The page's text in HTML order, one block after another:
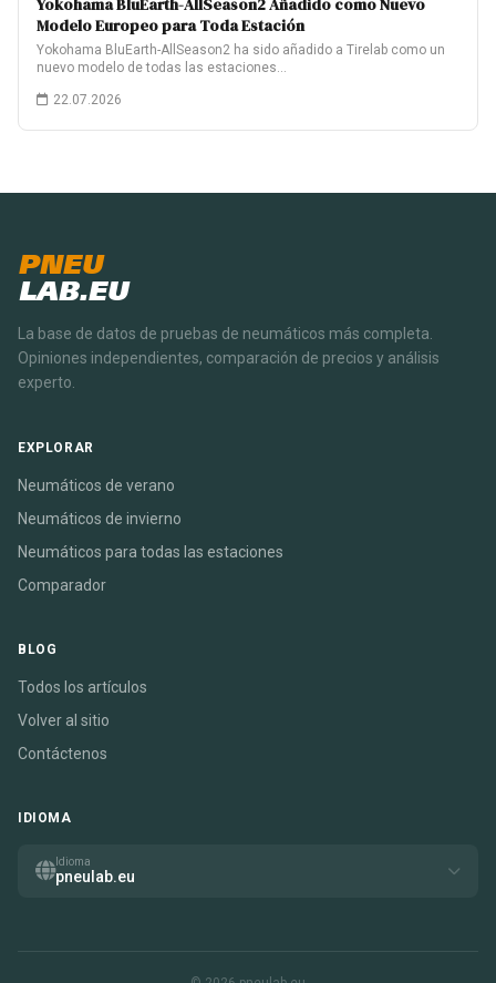
Yokohama BluEarth-AllSeason2 Añadido como Nuevo
Modelo Europeo para Toda Estación
Yokohama BluEarth-AllSeason2 ha sido añadido a Tirelab como un
nuevo modelo de todas las estaciones…
22.07.2026
PNEU
LAB.EU
La base de datos de pruebas de neumáticos más completa.
Opiniones independientes, comparación de precios y análisis
experto.
EXPLORAR
Neumáticos de verano
Neumáticos de invierno
Neumáticos para todas las estaciones
Comparador
BLOG
Todos los artículos
Volver al sitio
Contáctenos
IDIOMA
Idioma
pneulab.eu